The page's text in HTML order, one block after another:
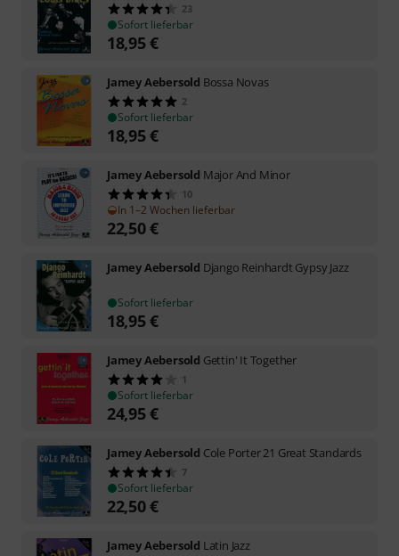
23
Sofort lieferbar
18,95€
Jamey Aebersold Bossa Novas
2
Sofort lieferbar
18,95€
Jamey Aebersold Major And Minor
10
In 1–2 Wochen lieferbar
22,50€
Jamey Aebersold Django Reinhardt Gypsy Jazz
Sofort lieferbar
18,95€
Jamey Aebersold Gettin' It Together
1
Sofort lieferbar
24,95€
Jamey Aebersold Cole Porter 21 Great Standards
7
Sofort lieferbar
22,50€
Jamey Aebersold Latin Jazz